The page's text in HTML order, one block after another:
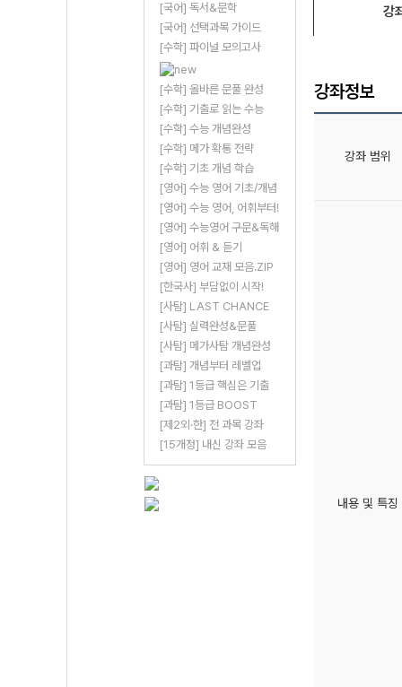
[국어] 독서&문학
[국어] 선택과목 가이드
[수학] 파이널 모의고사
[수학] 올바른 문풀 완성
[수학] 기출로 읽는 수능
[수학] 수능 개념완성
[수학] 메가 확통 전략
[수학] 기초 개념 학습
[영어] 수능 영어 기초/개념
[영어] 수능 영어, 어휘부터!
[영어] 수능영어 구문&독해
[영어] 어휘 & 듣기
[영어] 영어 교재 모음.ZIP
[한국사] 부담없이 시작!
[사탐] LAST CHANCE
[사탐] 실력완성&문풀
[사탐] 메가사탐 개념완성
[과탐] 개념부터 레벨업
[과탐] 1등급 핵심은 기출
[과탐] 1등급 BOOST
[제2외·한] 전 과목 강좌
[15개정] 내신 강좌 모음
강
강좌정보
강좌 범위
내용 및 특징